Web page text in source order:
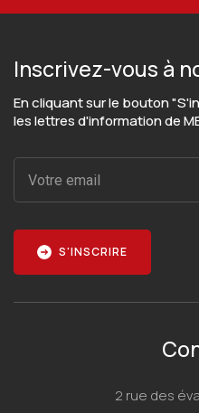
Inscrivez-vous à
En cliquant sur le bouton
les lettres d'information de
S'INSCRIRE
2 rue des